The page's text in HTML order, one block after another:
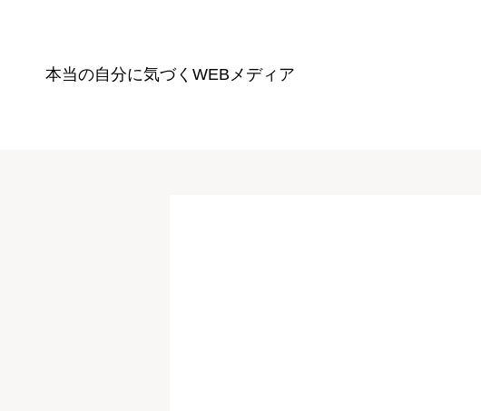
本当の自分に気づく WEBメディア